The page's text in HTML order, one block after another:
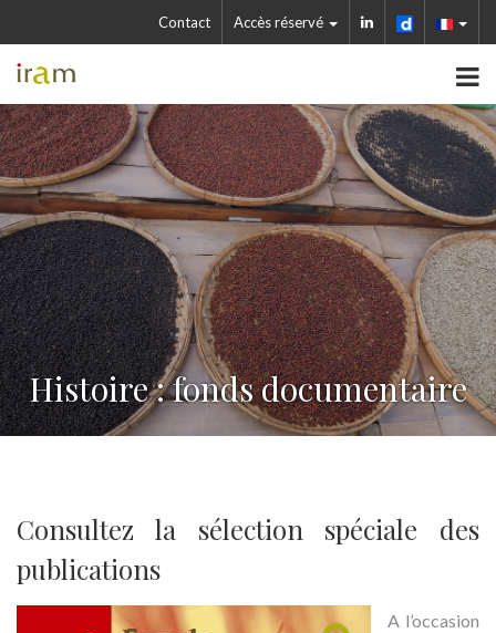
Contact Accès réservé
Histoire : fonds documentaire
Consultez la sélection spéciale des
publications
A l’occasion